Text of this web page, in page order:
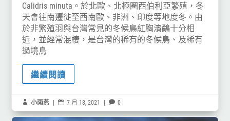
Calidris minuta。於北歐、北極圈西伯利亞繁殖，冬
天會往南遷徙至西南歐、非洲、印度等地度冬。由
於非繁殖羽與台灣常見的冬候鳥紅胸濱鷸十分相
近，並經常混棲，是台灣的稀有的冬候鳥、及稀有
過境鳥
繼續閱讀
 小雨燕  7 月 18, 2021  0